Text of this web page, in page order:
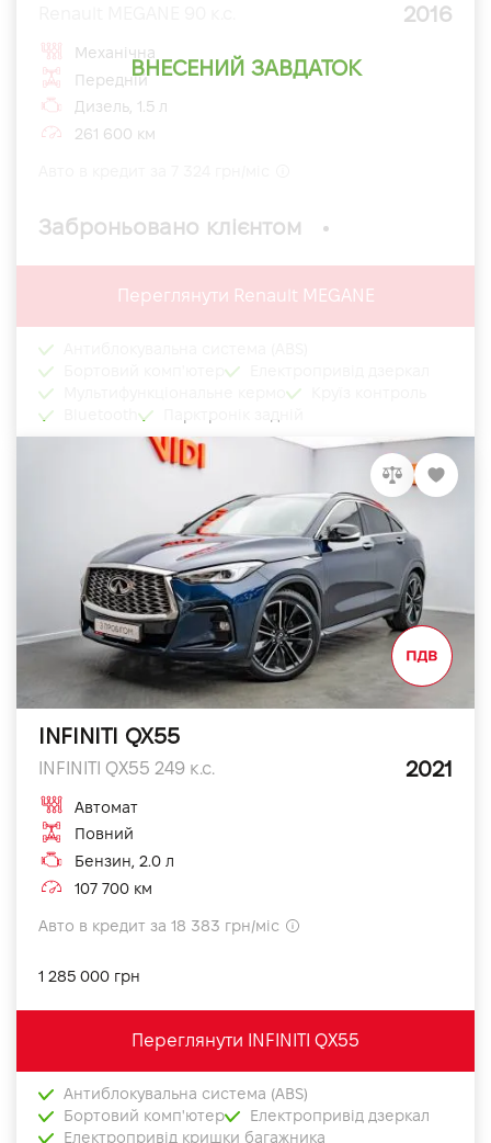
ВНЕСЕНИЙ ЗАВДАТОК
2016
Механічна
Передній
Дизель, 1.5 л
261 600 км
Заброньовано клієнтом
Переглянути Renault MEGANE
INFINITI QX55
INFINITI QX55 249 к.с. 2021
Автомат
Повний
Бензин, 2.0 л
107 700 км
Авто в кредит за 18 383 грн/міс
1 285 000 грн
Переглянути INFINITI QX55
Антиблокувальна система (ABS)
Бортовий комп'ютер
Електропривід дзеркал
Електропривід кришки багажника